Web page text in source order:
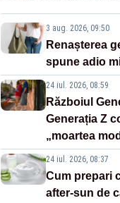
3 aug. 2026, 09:50
Renașterea
spune adio
24 iul. 2026, 08:59
Războiul
Generația Z
„moartea
24 iul. 2026, 08:37
Cum prepari
after-sun de